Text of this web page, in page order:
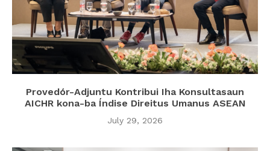
Provedór-Adjuntu Kontribui Iha Konsultasaun
AICHR kona-ba Índise Direitus Umanus ASEAN
July 29, 2026